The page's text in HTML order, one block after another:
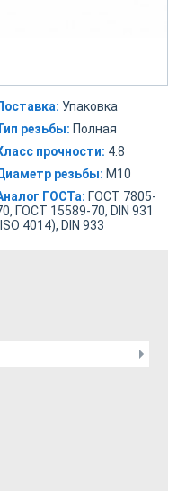
Упаковка
резьбы: Полная
прочности: 4.8
резьбы: М10
ГОСТа: ГОСТ 7805-
ГОСТ 15589-70, DIN 931
4014), DIN 933